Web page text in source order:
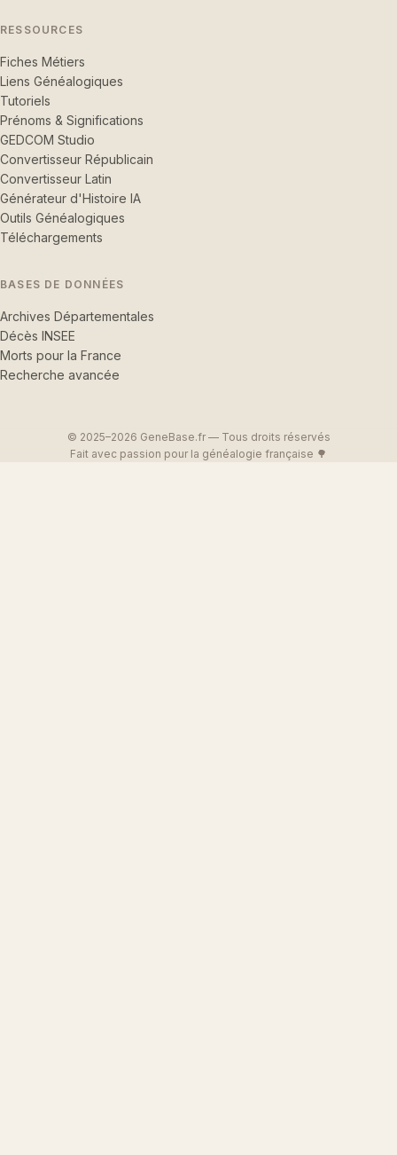
RESSOURCES
Fiches Métiers
Liens Généalogiques
Tutoriels
Prénoms & Significations
GEDCOM Studio
Convertisseur Républicain
Convertisseur Latin
Générateur d'Histoire IA
Outils Généalogiques
Téléchargements
BASES DE DONNÉES
Archives Départementales
Décès INSEE
Morts pour la France
Recherche avancée
© 2025–2026 GeneBase.fr — Tous droits réservés
Fait avec passion pour la généalogie française 🌳